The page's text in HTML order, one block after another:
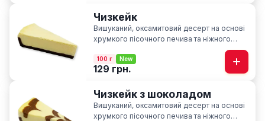
Чизкейк
Вишуканий, оксамитовий десерт на основі
хрумкого пісочного печива та ніжного
100 г New
129 грн.
Чизкейк з шоколадом
Вишуканий, оксамитовий десерт на основі
хрумкого пісочного печива та ніжного